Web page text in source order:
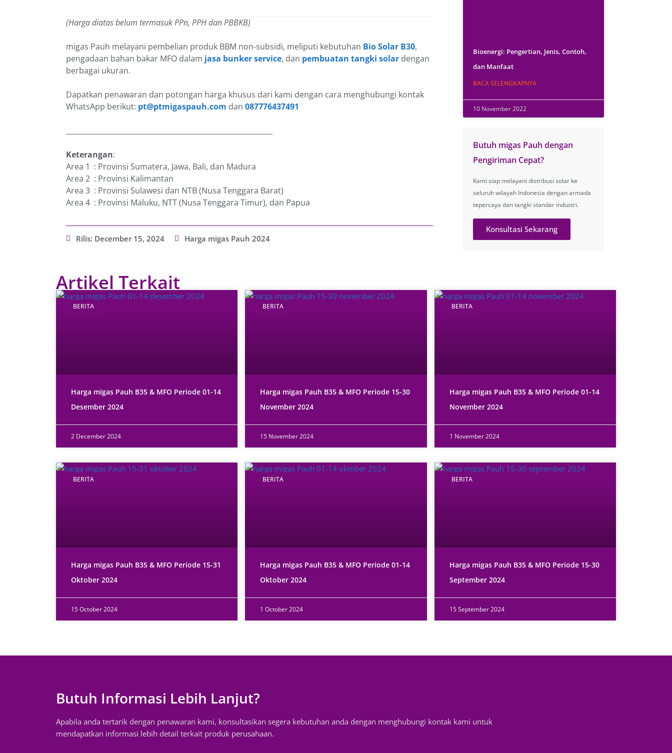
(Harga diatas belum termasuk PPn, PPH dan PBBKB)
migas Pauh melayani pembelian produk BBM non-subsidi, meliputi kebutuhan Bio Solar B30,
pengadaan bahan bakar MFO dalam jasa bunker service, dan pembuatan tangki solar dengan
berbagai ukuran.
Dapatkan penawaran dan potongan harga khusus dari kami dengan cara menghubungi kontak
WhatsApp berikut: pt@ptmigaspauh.com dan 087776437491
Keterangan:
Area 1 : Provinsi Sumatera, Jawa, Bali, dan Madura
Area 2 : Provinsi Kalimantan
Area 3 : Provinsi Sulawesi dan NTB (Nusa Tenggara Barat)
Area 4 : Provinsi Maluku, NTT (Nusa Tenggara Timur), dan Papua
Rilis: December 15, 2024 Harga migas Pauh 2024
Bioenergi: Pengertian, Jenis, Contoh,
dan Manfaat
BACA SELENGKAPNYA
10 November 2022
Butuh migas Pauh dengan
Pengiriman Cepat?
Kami siap melayani distribusi solar ke
seluruh wilayah Indonesia dengan armada
tepercaya dan tangki standar industri.
Konsultasi Sekarang
Artikel Terkait
BERITA
Harga migas Pauh B35 & MFO Periode 01-14
Desember 2024
2 December 2024
BERITA
Harga migas Pauh B35 & MFO Periode 15-30
November 2024
15 November 2024
BERITA
Harga migas Pauh B35 & MFO Periode 01-14
November 2024
1 November 2024
BERITA
Harga migas Pauh B35 & MFO Periode 15-31
Oktober 2024
15 October 2024
BERITA
Harga migas Pauh B35 & MFO Periode 01-14
Oktober 2024
1 October 2024
BERITA
Harga migas Pauh B35 & MFO Periode 15-30
September 2024
15 September 2024
Butuh Informasi Lebih Lanjut?
Apabila anda tertarik dengan penawaran kami, konsultasikan segera kebutuhan anda dengan menghubungi kontak kami untuk
mendapatkan informasi lebih detail terkait produk perusahaan.